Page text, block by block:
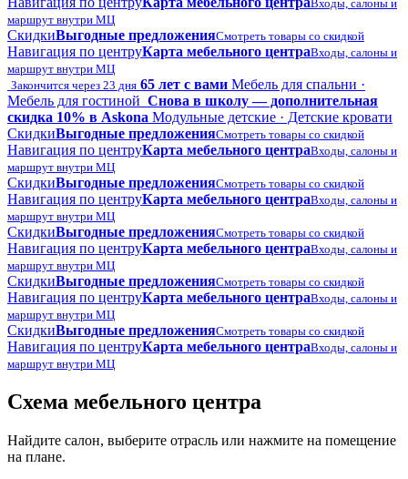
Входы, салоны и
маршрут внутри МЦ
СкидкиВыгодные предложенияСмотреть товары со скидкой
Навигация по центруКарта мебельного центраВходы, салоны и
маршрут внутри МЦ
Закончится через 23 дня 65 лет с вами Мебель для спальни ·
Мебель для гостиной Снова в школу — дополнительная
скидка 10% в Askona Модульные детские · Детские кровати
СкидкиВыгодные предложенияСмотреть товары со скидкой
Навигация по центруКарта мебельного центраВходы, салоны и
маршрут внутри МЦ
СкидкиВыгодные предложенияСмотреть товары со скидкой
Навигация по центруКарта мебельного центраВходы, салоны и
маршрут внутри МЦ
СкидкиВыгодные предложенияСмотреть товары со скидкой
Навигация по центруКарта мебельного центраВходы, салоны и
маршрут внутри МЦ
СкидкиВыгодные предложенияСмотреть товары со скидкой
Навигация по центруКарта мебельного центраВходы, салоны и
маршрут внутри МЦ
СкидкиВыгодные предложенияСмотреть товары со скидкой
Навигация по центруКарта мебельного центраВходы, салоны и
маршрут внутри МЦ
Схема мебельного центра
Найдите салон, выберите отрасль или нажмите на помещение
на плане.